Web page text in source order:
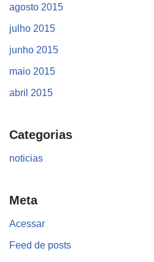
agosto 2015
julho 2015
junho 2015
maio 2015
abril 2015
Categorias
noticias
Meta
Acessar
Feed de posts